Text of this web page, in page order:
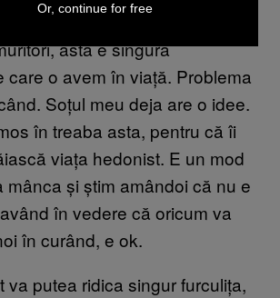
asta e singura
care o avem în viață. Problema
Soțul meu deja are o idee.
în treaba asta, pentru că îi
viața hedonist. E un mod
mânca și știm amândoi că nu e
în vedere că oricum va
în curând, e ok.
va putea ridica singur furculița,
Or, continue for free